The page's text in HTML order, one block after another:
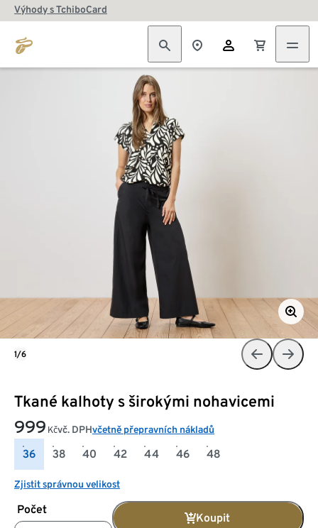
Výhody s TchiboCard
Tkané kalhoty s širokými nohavicemi
999 Kčvč. DPHvčetně přepravních nákladů
36 38 40 42 44 46 48
Zjistit správnou velikost
Počet
Koupit
1/6